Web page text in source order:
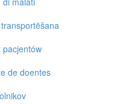
de doentes